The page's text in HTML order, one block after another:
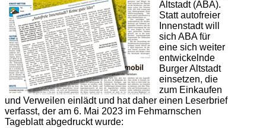
Altstadt (ABA).
Statt autofreier
Innenstadt will
sich ABA für
eine sich weiter
entwickelnde
Burger Altstadt
einsetzen, die
zum Einkaufen
und Verweilen einlädt und hat daher einen Leserbrief
verfasst, der am 6. Mai 2023 im Fehmarnschen
Tageblatt abgedruckt wurde: